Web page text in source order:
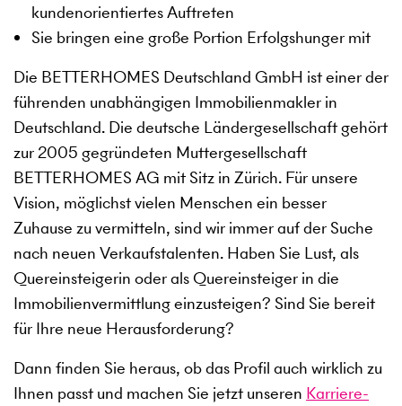
kundenorientiertes Auftreten
Sie bringen eine große Portion Erfolgshunger mit
Die BETTERHOMES Deutschland GmbH ist einer der
führenden unabhängigen Immobilienmakler in
Deutschland. Die deutsche Ländergesellschaft gehört
zur 2005 gegründeten Muttergesellschaft
BETTERHOMES AG mit Sitz in Zürich. Für unsere
Vision, möglichst vielen Menschen ein besser
Zuhause zu vermitteln, sind wir immer auf der Suche
nach neuen Verkaufstalenten. Haben Sie Lust, als
Quereinsteigerin oder als Quereinsteiger in die
Immobilienvermittlung einzusteigen? Sind Sie bereit
für Ihre neue Herausforderung?
Dann finden Sie heraus, ob das Profil auch wirklich zu
Ihnen passt und machen Sie jetzt unseren Karriere-